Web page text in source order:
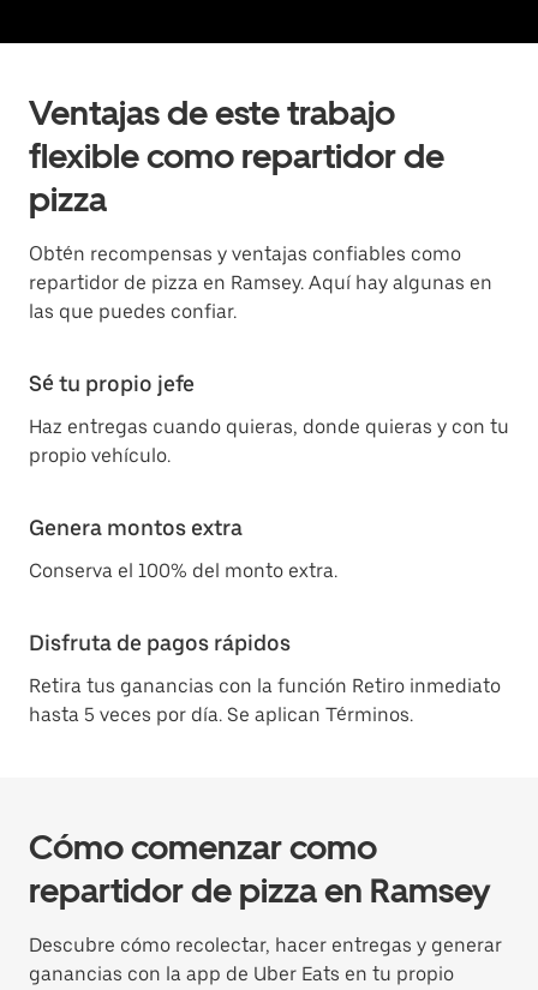
Ventajas de este trabajo
flexible como repartidor de
pizza
Obtén recompensas y ventajas confiables como
repartidor de pizza en Ramsey. Aquí hay algunas en
las que puedes confiar.
Sé tu propio jefe
Haz entregas cuando quieras, donde quieras y con tu
propio vehículo.
Genera montos extra
Conserva el 100% del monto extra.
Disfruta de pagos rápidos
Retira tus ganancias con la función Retiro inmediato
hasta 5 veces por día. Se aplican Términos.
Cómo comenzar como
repartidor de pizza en Ramsey
Descubre cómo recolectar, hacer entregas y generar
ganancias con la app de Uber Eats en tu propio